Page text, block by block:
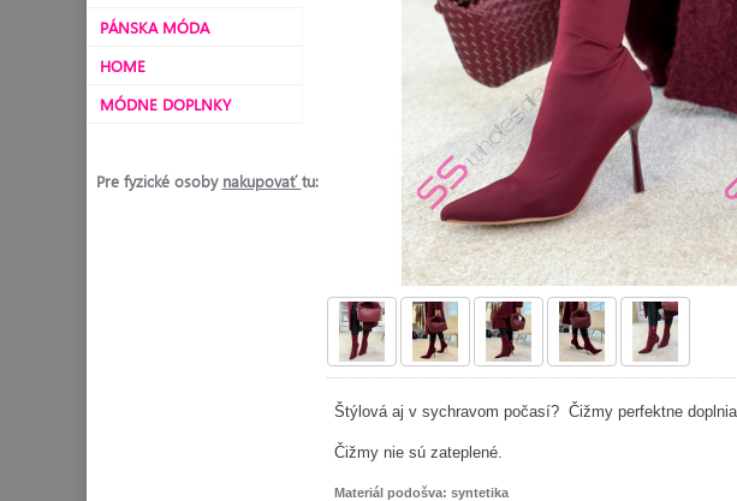
PÁNSKA MÓDA
HOME
MÓDNE DOPLNKY
Pre fyzické osoby nakupovaťtu:
Štýlová aj v sychravom počasí? Čižmy perfektne
Čižmy nie sú zateplené.
Materiál podošva: syntetika